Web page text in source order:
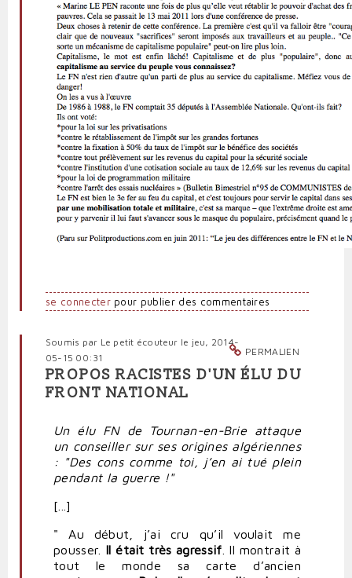
se connecterpour publier des commentaires
PERMALIEN
Soumis par Le petit écouteur le jeu, 2014-
05-15 00:31
PROPOS RACISTES D'UN ÉLU DU
FRONT NATIONAL
Un élu FN de Tournan-en-Brie attaque
un conseiller sur ses origines algériennes
: "Des cons comme toi, j’en ai tué plein
pendant la guerre !"
[...]
" Au début, j’ai cru qu’il voulait me
pousser. Il était très agressif . Il montrait à
tout le monde sa carte d’ancien